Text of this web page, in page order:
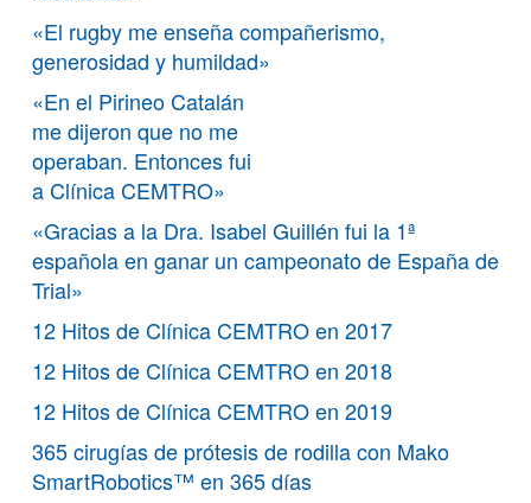
«El rugby me enseña compañerismo,
generosidad y humildad»
«En el Pirineo Catalán
me dijeron que no me
operaban. Entonces fui
a Clínica CEMTRO»
«Gracias a la Dra. Isabel Guillén fui la 1ª
española en ganar un campeonato de España de
Trial»
12 Hitos de Clínica CEMTRO en 2017
12 Hitos de Clínica CEMTRO en 2018
12 Hitos de Clínica CEMTRO en 2019
365 cirugías de prótesis de rodilla con Mako
SmartRobotics™ en 365 días